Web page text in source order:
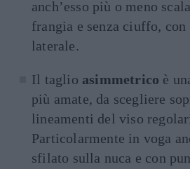
anch’esso più o meno
frangia e senza ciuffo,
laterale.
Il taglio asimmetrico è
più amate, da scegliere
lineamenti del viso
Particolarmente in voga
sfilato sulla nuca e con